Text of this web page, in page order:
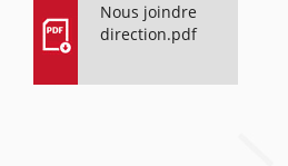
Nous joindre
direction.pdf